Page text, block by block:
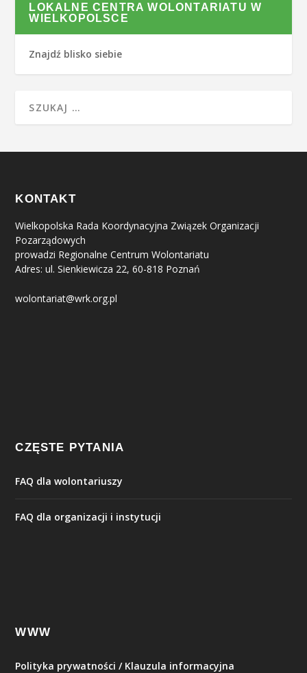
LOKALNE CENTRA WOLONTARIATU W
WIELKOPOLSCE
Znajdź blisko siebie
KONTAKT
Wielkopolska Rada Koordynacyjna Związek Organizacji
Pozarządowych
prowadzi Regionalne Centrum Wolontariatu
Adres: ul. Sienkiewicza 22, 60-818 Poznań
wolontariat@wrk.org.pl
CZĘSTE PYTANIA
FAQ dla wolontariuszy
FAQ dla organizacji i instytucji
WWW
Polityka prywatności / Klauzula informacyjna